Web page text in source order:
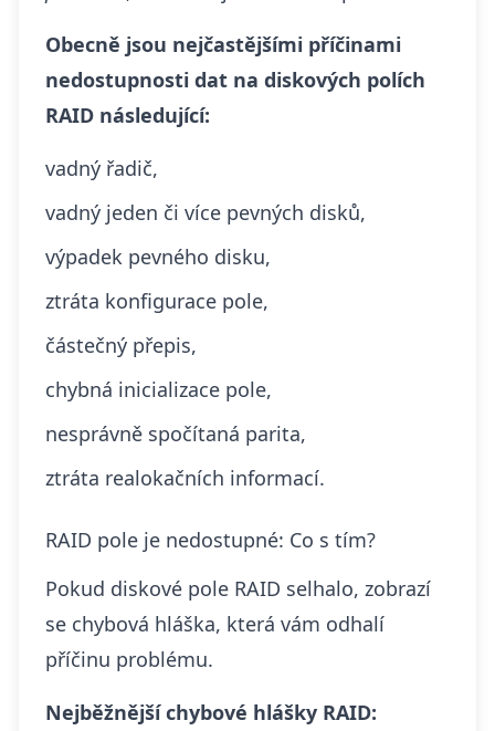
Obecně jsou nejčastějšími příčinami
nedostupnosti dat na diskových polích
RAID následující:
vadný řadič,
vadný jeden či více pevných disků,
výpadek pevného disku,
ztráta konfigurace pole,
částečný přepis,
chybná inicializace pole,
nesprávně spočítaná parita,
ztráta realokačních informací.
RAID pole je nedostupné: Co s tím?
Pokud diskové pole RAID selhalo, zobrazí
se chybová hláška, která vám odhalí
příčinu problému.
Nejběžnější chybové hlášky RAID: